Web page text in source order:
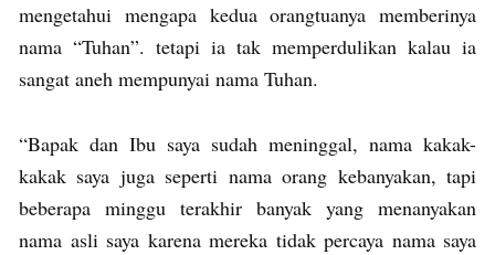
mengetahui mengapa kedua orangtuanya memberinya
nama “Tuhan”. tetapi ia tak memperdulikan kalau ia
sangat aneh mempunyai nama Tuhan.
“Bapak dan Ibu saya sudah meninggal, nama kakak-
kakak saya juga seperti nama orang kebanyakan, tapi
beberapa minggu terakhir banyak yang menanyakan
nama asli saya karena mereka tidak percaya nama saya